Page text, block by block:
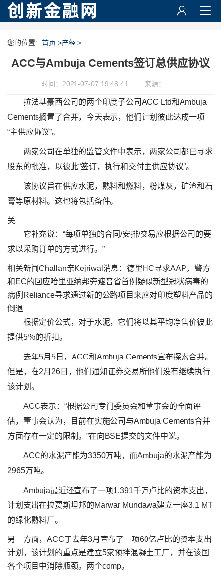
您的位置： 首页 >产经 >
ACC与Ambuja Cements签订总供应协议
时间：2021-07-07 19:48:41 来源：
拉法基豪西公司的两个印度子公司ACC Ltd和Ambuja
Cements搁置了合并，今天表示，他们计划彼此达成一项
“主供应协议”。
两家公司在单独的监管文件中表示，两家公司都已寻求
股东的批准，以彼此“签订，执行和交付主供应协议”。
该协议旨在供应水泥，熟料和燃料，粉煤灰，矿渣和石
膏等原材料。这也将包括备件。
关
它补充说：“每项单独的合同/安排/交易应根据公司的要
求以采购订单的方式进行。”
相关新闻Challan亲Kejriwal消息：德里HC寻求AAP，警方
和EC的回应哈里亚纳邦旁遮普省首例疑似新型冠状病毒的
病例Reliance寻求通过新的公路项目来应对印度塑料产品的
倒退
根据定价公式，对于水泥，它们将以其平均净售价彼此
提供5％的折扣。
去年5月5日，ACC和Ambuja Cements宣布探索合并。
但是，在2月26日，他们通知证券交易所他们没有继续执行
该计划。
ACC表示：“根据公司专门委员会和董事会的全面评
估，董事会认为，目前在实施公司与Ambuja Cements合并
方面存在一定的限制。”在向BSE提交的文件中说。
ACC的水泥产能为3350万吨，而Ambuja的水泥产能为
2965万吨。
Ambuja最近还宣布了一项1,391千万卢比的资本支出，
计划支出在拉贾斯坦邦的Marwar Mundawa建立一座3.1 MT
的绿化熟料厂。
另一方面，ACC于去年3月宣布了一项60亿卢比的资本支出
计划，该计划的重点是建立5家预拌混凝土工厂，并在该国
各个项目中消除瓶颈。两个comp。